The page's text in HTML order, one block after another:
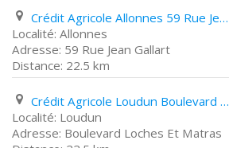
Crédit Agricole Allonnes 59 Rue Jean Gallart
Allonnes
59 Rue Jean Gallart
22.5 km
Crédit Agricole Loudun Boulevard Loches Et Matras
Loudun
Boulevard Loches Et Matras